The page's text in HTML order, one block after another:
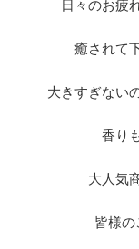
日々のお疲
癒されて
大きすぎない
香り
大人気
皆様の